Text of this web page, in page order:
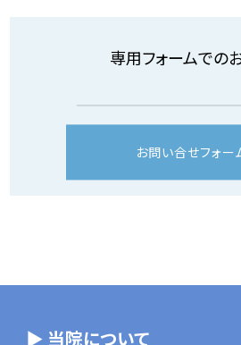
専用フォームでの
お問い合せフォー
▶ 当院について